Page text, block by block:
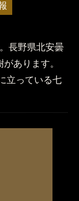
長野県北安曇
あります。
立っている七